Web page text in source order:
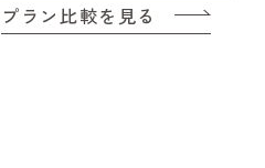
プラン比較を見る